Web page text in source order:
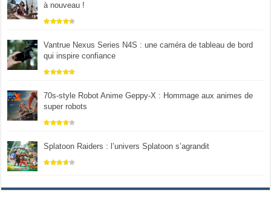
à nouveau !
Vantrue Nexus Series N4S : une caméra de tableau de bord
qui inspire confiance
70s-style Robot Anime Geppy-X : Hommage aux animes de
super robots
Splatoon Raiders : l’univers Splatoon s’agrandit